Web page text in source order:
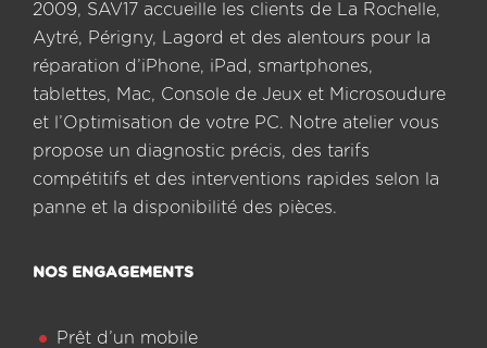
2009, SAV17 accueille les clients de La Rochelle,
Aytré, Périgny, Lagord et des alentours pour la
réparation d’iPhone, iPad, smartphones,
tablettes, Mac, Console de Jeux et Microsoudure
et l’Optimisation de votre PC. Notre atelier vous
propose un diagnostic précis, des tarifs
compétitifs et des interventions rapides selon la
panne et la disponibilité des pièces.
NOS ENGAGEMENTS
Prêt d’un mobile